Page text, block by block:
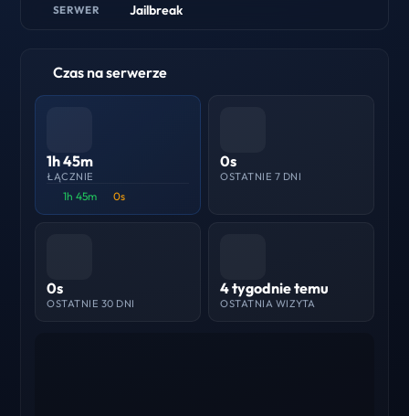
SERWER Jailbreak
Czas na serwerze
1h 45m
ŁĄCZNIE
1h 45m 0s
0s
OSTATNIE 7 DNI
0s
OSTATNIE 30 DNI
4 tygodnie temu
OSTATNIA WIZYTA